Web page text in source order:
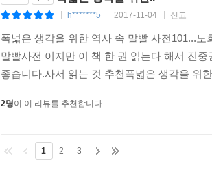
h*******5 2017-11-04 신고
폭넓은 생각을 위한 역사 속 말빨 사전101...
말빨사전 이지만 이 책 한 권 읽는다 해서 진
좋습니다.사서 읽는 것 추천폭넓은 생각을 위
2명이 이 리뷰를 추천합니다.
1 2 3